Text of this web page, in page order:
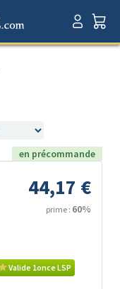
en précommande
44,17 €
prime : 60%
Valide 1once LSP